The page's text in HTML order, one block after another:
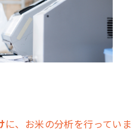
に、お米の分析を行っていま